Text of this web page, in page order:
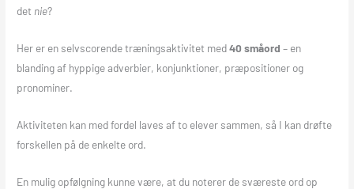
det nie?
Her er en selvscorende træningsaktivitet med40 småord – en
blanding af hyppige adverbier, konjunktioner, præpositioner og
pronominer.
Aktiviteten kan med fordel laves af to elever sammen, så I kan drøfte
forskellen på de enkelte ord.
En mulig opfølgning kunne være, at du noterer de sværeste ord op